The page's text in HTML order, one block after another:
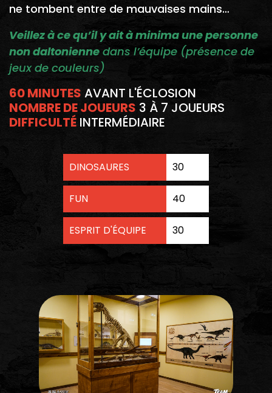
ne tombent entre de mauvaises mains…
Veillez à ce qu’il y ait à minima une personne
non daltonienne dans l’équipe (présence de
jeux de couleurs)
60 MINUTES AVANT L'ÉCLOSION
NOMBRE DE JOUEURS 3 À 7 JOUEURS
DIFFICULTÉ INTERMÉDIAIRE
DINOSAURES 30
FUN 40
ESPRIT D'ÉQUIPE 30